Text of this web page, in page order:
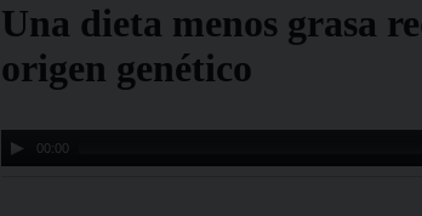
Una dieta menos grasa
origen genético
Audio
Player
00:00